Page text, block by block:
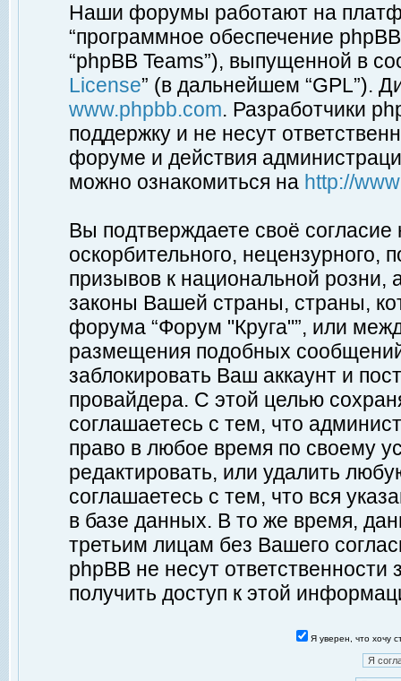
Наши форумы работают на
“программное обеспечение
“phpBB Teams”), выпущенной в
License” (в дальнейшем “GPL”).
www.phpbb.com. Разработчики
поддержку и не несут
форуме и действия
можно ознакомиться на http://
Вы подтверждаете своё
оскорбительного, нецензурного,
призывов к национальной
законы Вашей страны, страны,
форума “Форум "Круга"”, или
размещения подобных
заблокировать Ваш аккаунт и
провайдера. С этой целью
соглашаетесь с тем, что
право в любое время по своему
редактировать, или удалить
соглашаетесь с тем, что вся
в базе данных. В то же время,
третьим лицам без Вашего
phpBB не несут ответственности
получить доступ к этой
Я уверен, что хочу